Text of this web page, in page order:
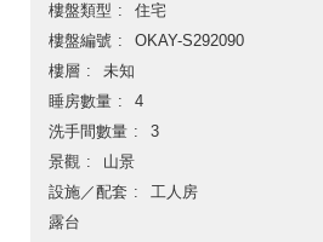
樓盤類型
住宅
樓盤編號
OKAY-S292090
樓層
未知
睡房數量
4
洗手間數量
3
景觀
山景
設施／配套
工人房
露台